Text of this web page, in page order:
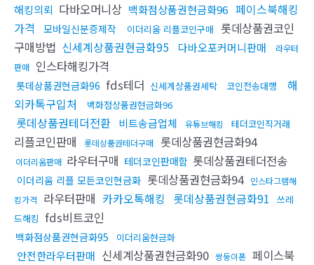
해킹의뢰 다바오머니상 백화점상품권현금화96 페이스북해킹
가격
모바일신분증제작 이더리움 리플코인구매
롯데상품권코인
구매방법 신세계상품권현금화95 다바오포커머니판매
라우터
판매 인스타해킹가격
롯데상품권현금화96 fds테더 신세계상품권세탁 코인전송대행
해
외카톡구입처
백화점상품권현금화96
롯데상품권테더전환 비트송금업체 유튜브해킹 테더코인직거래
리플코인판매 롯데상품권테더구매 롯데상품권현금화94
이더리움판매 라우터구매 테더코인판매함 롯데상품권테더전송
이더리움 리플 모든코인현금화 롯데상품권현금화94 인스타그램해
킹가격
라우터판매 카카오톡해킹 롯데상품권현금화91
쓰레
드해킹 fds비트코인
백화점상품권현금화95 이더리움현금화
안전한라우터판매 신세계상품권현금화90 쌍둥이폰 페이스북